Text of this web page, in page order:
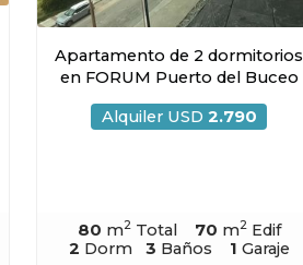
Apartamento de 2 dormitorios
en FORUM Puerto del Buceo
Alquiler USD 2.790
80 m2Total 70 m2Edif
2 Dorm 3 Baños 1 Garaje